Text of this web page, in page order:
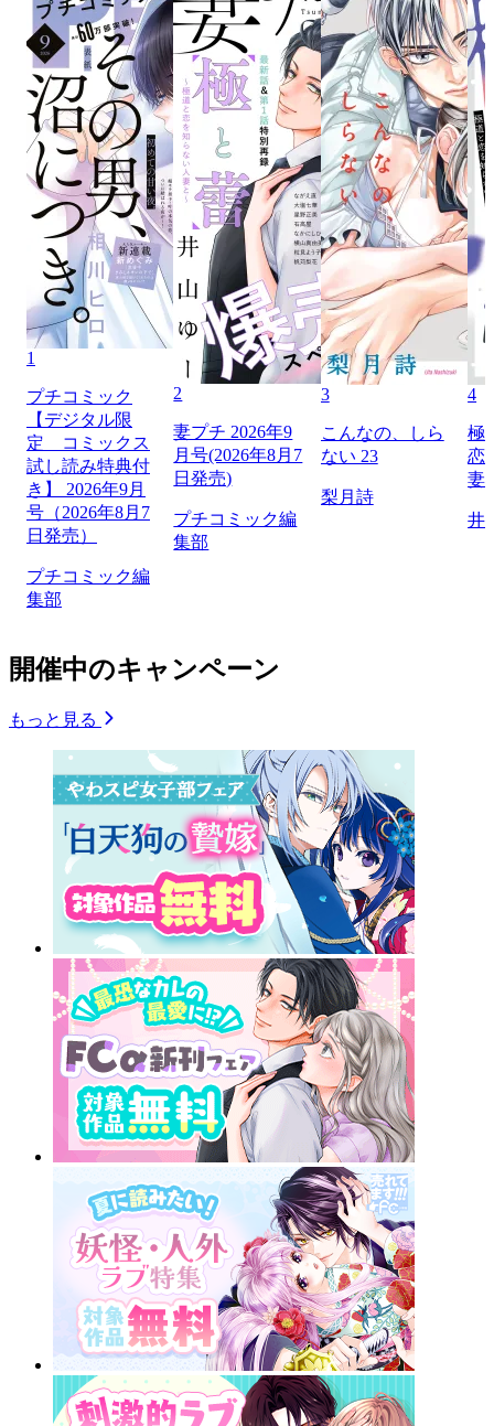
1
プチコミック
【デジタル限
定 コミックス
試し読み特典付
き】 2026年9月
号（2026年8月7
日発売）
プチコミック編
集部
2
妻プチ 2026年9
月号(2026年8月7
日発売)
プチコミック編
集部
3
こんなの、しら
ない 23
梨月詩
4
極
恋
妻
井
開催中のキャンペーン
もっと見る